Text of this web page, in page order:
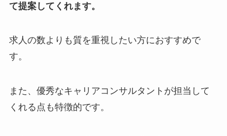
て提案してくれます。
求人の数よりも質を重視したい方におすすめで
す。
また、優秀なキャリアコンサルタントが担当して
くれる点も特徴的です。